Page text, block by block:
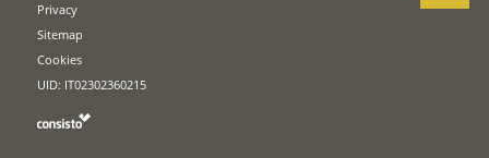
Privacy
Sitemap
Cookies
UID: IT02302360215